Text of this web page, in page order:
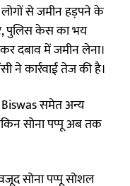
से जमीन हड़पने के
पुलिस केस का भय
दबाव में जमीन लेना।
कार्रवाई तेज की है।
समेत अन्य
सोना पप्पू अब तक
सोना पप्पू सोशल